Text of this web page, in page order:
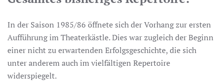
In der Saison 1985/86 öffnete sich der Vorhang zur ersten
Aufführung im Theaterkästle. Dies war zugleich der Beginn
einer nicht zu erwartenden Erfolgsgeschichte, die sich
unter anderem auch im vielfältigen Repertoire
widerspiegelt.